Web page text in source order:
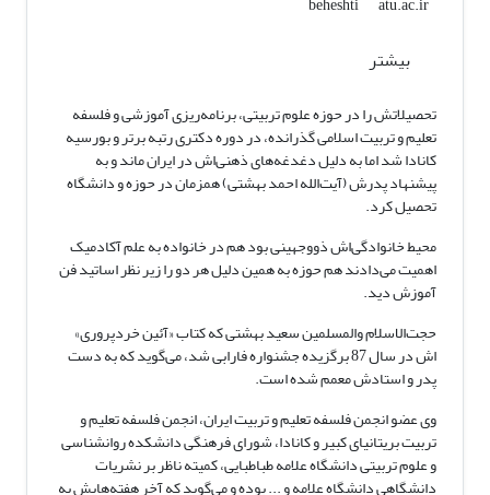
بیشتر
تحصیلاتش را در حوزه علوم تربیتی، برنامه‌ریزی آموزشی و فلسفه
تعلیم و تربیت اسلامی گذرانده، در دوره دکتری رتبه برتر و بورسیه
کانادا شد اما به دلیل دغدغه‌های ذهنی‌اش در ایران ماند و به
پیشنهاد پدرش (آیت‌الله احمد بهشتی) همزمان در حوزه و دانشگاه
تحصیل کرد.
محیط خانوادگی‌اش ذووجهینی بود هم در خانواده به علم آکادمیک
اهمیت می‌دادند هم حوزه به همین دلیل هر دو را زیر نظر اساتید فن
آموزش دید.
حجت‌الاسلام والمسلمین سعید بهشتی که کتاب «آئین خردپروری‌»
اش در سال 87 برگزیده جشنواره فارابی شد، می‌گوید که به دست
پدر و استادش معمم شده است.
وی عضو انجمن فلسفه تعلیم و تربیت ایران، انجمن فلسفه تعلیم و
تربیت بریتانیای کبیر و کانادا، شورای فرهنگی دانشکده روانشناسی
و علوم تربیتی دانشگاه علامه طباطبایی، کمیته ناظر بر نشریات
دانشگاهی دانشگاه علامه و ... بوده و می‌گوید که آخر هفته‌هایش به